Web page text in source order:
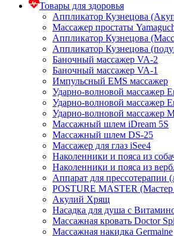
Товары для здоровья
Аппликатор Кузнецова
Массажер простаты
Аппликатор Кузнецова
Аппликатор Кузнецова
Баночный массажер VA-2
Баночный массажер VA-1
Импульсный EMS массажер
Ударно-волновой массажер
Ударно-волновой массажер
Ударно-волновой массажер
Массажный шлем iDream 5S
Массажный шлем DS-25
Массажер для глаз iSee4
Наколенники и пояса из
Наколенники и пояса из
Аппарат для
POSTURE MASTER (Мастер
Акулий Хрящ
Насадка для душа с
Массажная кровать Doctor
Массажная накидка Germaine